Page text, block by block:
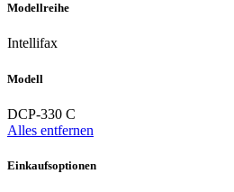
Modellreihe
Intellifax
Modell
DCP-330 C
Alles entfernen
Einkaufsoptionen